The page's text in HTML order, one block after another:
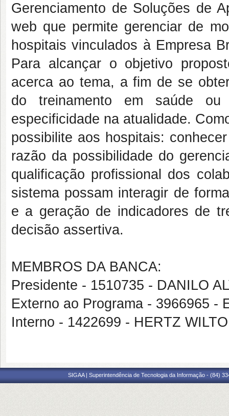
Gerenciamento de Soluções de
web que permite gerenciar de
hospitais vinculados à Empresa
Para alcançar o objetivo
acerca ao tema, a fim de se
do treinamento em saúde ou
especificidade na atualidade.
possibilite aos hospitais:
razão da possibilidade do
qualificação profissional dos
sistema possam interagir de
e a geração de indicadores de
decisão assertiva.
MEMBROS DA BANCA:
Presidente - 1510735 - DANILO
Externo ao Programa - 3966965 -
Interno - 1422699 - HERTZ
SIGAA | Superintendência de Tecnologia da Informação - (84)